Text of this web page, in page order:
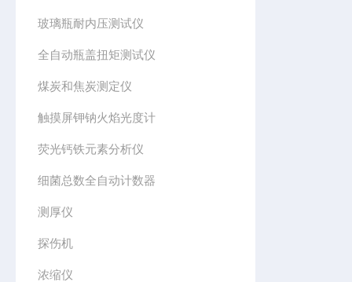
玻璃瓶耐内压测试仪
全自动瓶盖扭矩测试仪
煤炭和焦炭测定仪
触摸屏钾钠火焰光度计
荧光钙铁元素分析仪
细菌总数全自动计数器
测厚仪
探伤机
浓缩仪